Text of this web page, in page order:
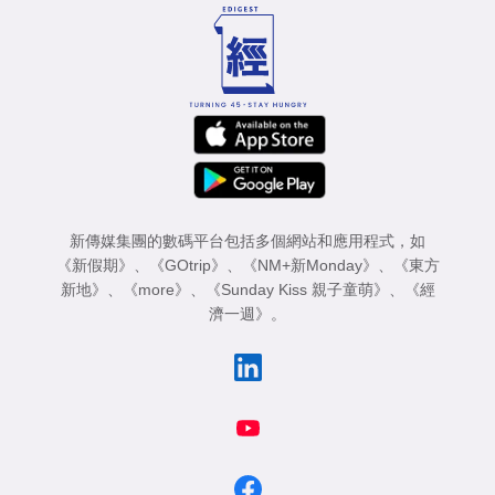
新傳媒集團的數碼平台包括多個網站和應用程式，如
《新假期》 、 《GOtrip》 、 《NM+新Monday》 、
《東方
新地》 、 《more》 、 《Sunday Kiss 親子童萌》 、
《經
濟一週》 。